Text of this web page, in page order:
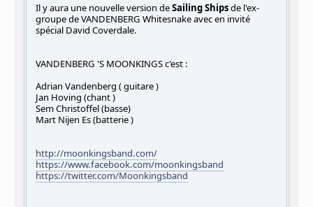
Il y aura une nouvelle version deSailing Shipsde l'ex-
groupe de VANDENBERG Whitesnake avec en invité
spécial David Coverdale.
VANDENBERG 'S MOONKINGS c'est :
Adrian Vandenberg ( guitare )
Jan Hoving (chant )
Sem Christoffel (basse)
Mart Nijen Es (batterie )
http://moonkingsband.com/
https://www.facebook.com/moonkingsband
https://twitter.com/Moonkingsband